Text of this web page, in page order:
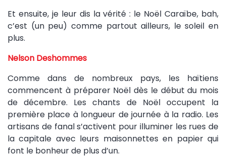
Et ensuite, je leur dis la vérité : le Noël Caraïbe, bah,
c’est (un peu) comme partout ailleurs, le soleil en
plus.
Nelson Deshommes
Comme dans de nombreux pays, les haïtiens
commencent à préparer Noël dès le début du mois
de décembre. Les chants de Noël occupent la
première place à longueur de journée à la radio. Les
artisans de fanal s’activent pour illuminer les rues de
la capitale avec leurs maisonnettes en papier qui
font le bonheur de plus d’un.